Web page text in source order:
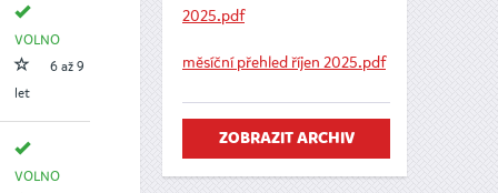
VOLNO
6 až 9
let
VOLNO
2025.pdf
měsíční přehled říjen 2025.pdf
ZOBRAZIT ARCHIV